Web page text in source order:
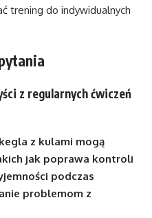
trening do indywidualnych
z regularnych ćwiczeń
z kulami mogą
jak poprawa kontroli
podczas
problemom z